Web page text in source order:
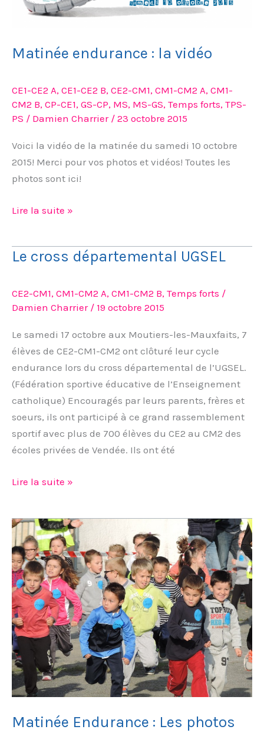
Matinée endurance : la vidéo
CE1-CE2 A, CE1-CE2 B, CE2-CM1, CM1-CM2 A, CM1-
CM2 B, CP-CE1, GS-CP, MS, MS-GS, Temps forts, TPS-
PS / Damien Charrier / 23 octobre 2015
Voici la vidéo de la matinée du samedi 10 octobre
2015! Merci pour vos photos et vidéos! Toutes les
photos sont ici!
Lire la suite »
Le cross départemental UGSEL
CE2-CM1, CM1-CM2 A, CM1-CM2 B, Temps forts /
Damien Charrier / 19 octobre 2015
Le samedi 17 octobre aux Moutiers-les-Mauxfaits, 7
élèves de CE2-CM1-CM2 ont clôturé leur cycle
endurance lors du cross départemental de l’UGSEL.
(Fédération sportive éducative de l’Enseignement
catholique) Encouragés par leurs parents, frères et
soeurs, ils ont participé à ce grand rassemblement
sportif avec plus de 700 élèves du CE2 au CM2 des
écoles privées de Vendée. Ils ont été
Le
UGSEL
Lire la suite »
Matinée Endurance : Les photos
Matinée
Endurance
:
Les
photos